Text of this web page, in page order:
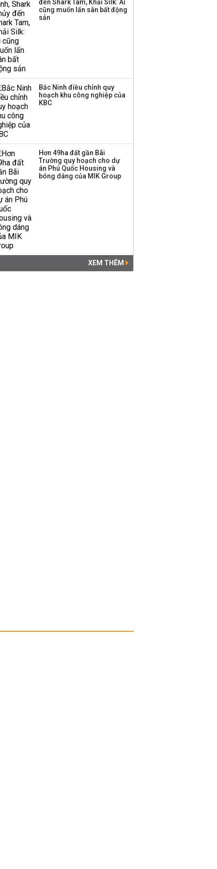
đến Shark Tam, Khải Silk: Ai
cũng muốn lấn sân bất động
sản
Bắc Ninh điều chỉnh quy
hoạch khu công nghiệp của
KBC
Hơn 49ha đất gần Bãi
Trường quy hoạch cho dự
án Phú Quốc Housing và
bóng dáng của MIK Group
XEM THÊM